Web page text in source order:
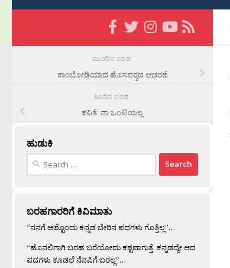
ಮುಂದಿನ ಬರಹ
ಕಾಂಬೋಡಿಯಾದ ಹೊಸವರ‍್ಶದ ಆಚರಣೆ
ಹಿಂದಿನ ಬರಹ
ಕವಿತೆ: ನಾ ಒಂಟಿಯಲ್ಲ
ಹುಡುಕಿ
Search
ಬರಹಗಾರರಿಗೆ ಕಿವಿಮಾತು
“ನನಗೆ ಅಶ್ಟೊಂದು ಕನ್ನಡ ಬೇರಿನ ಪದಗಳು ಗೊತ್ತಿಲ್ಲ”…
“ಹೊನಲಿಗಾಗಿ ಬರಹ ಬರೆಯೋದು ಕಶ್ಟವಾಗುತ್ತೆ. ಕನ್ನಡದ್ದೇ ಆದ
ಪದಗಳು ಕೂಡಲೆ ನೆನಪಿಗೆ ಬರಲ್ಲ”…